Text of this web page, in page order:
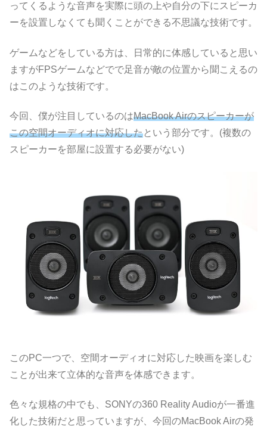
ってくるような音声を実際に頭の上や自分の下にスピーカ
ーを設置しなくても聞くことができる不思議な技術です。
ゲームなどをしている方は、日常的に体感していると思い
ますがFPSゲームなどでで足音が敵の位置から聞こえるの
はこのような技術です。
今回、僕が注目しているのはMacBook Airのスピーカーが
この空間オーディオに対応したという部分です。(複数の
スピーカーを部屋に設置する必要がない)
このPC一つで、空間オーディオに対応した映画を楽しむ
ことが出来て立体的な音声を体感できます。
色々な規格の中でも、SONYの360 Reality Audioが一番進
化した技術だと思っていますが、今回のMacBook Airの発